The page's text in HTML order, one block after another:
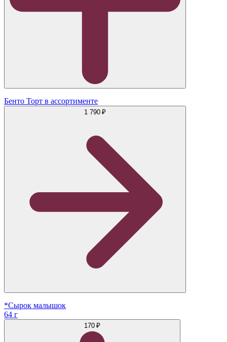
Бенто Торт в ассортименте
1 790 ₽
*Сырок малышок
64 г
170 ₽